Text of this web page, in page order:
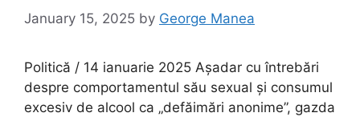
January 15, 2025 by George Manea
Politică / 14 ianuarie 2025 Așadar cu întrebări
despre comportamentul său sexual și consumul
excesiv de alcool ca „defăimări anonime”, gazda